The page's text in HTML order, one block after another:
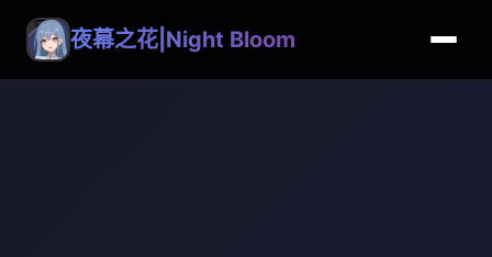
夜幕之花|Night Bloom